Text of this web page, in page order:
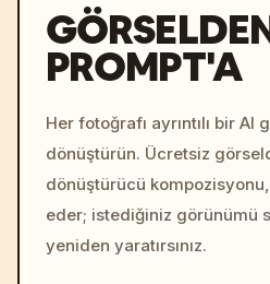
PROMPT'A
Her fotoğrafı ayrıntılı bir
dönüştürün. Ücretsiz
dönüştürücü kompozisyonu,
eder; istediğiniz görünümü
yeniden yaratırsınız.